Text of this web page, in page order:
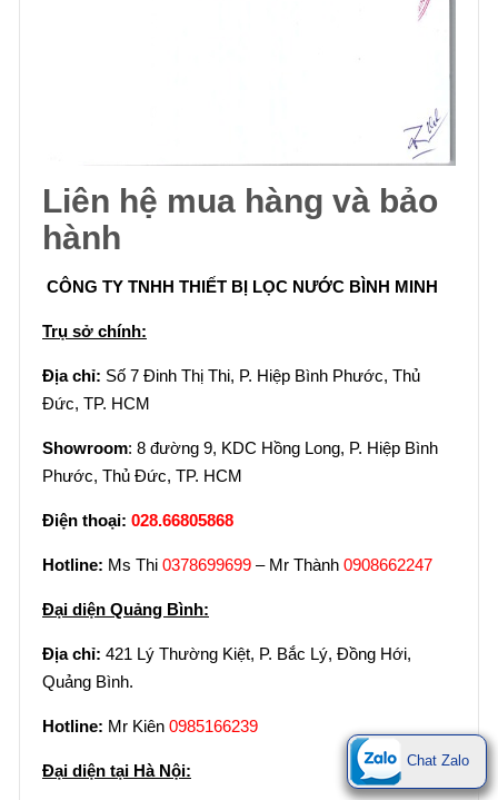
Liên hệ mua hàng và bảo
hành
CÔNG TY TNHH THIẾT BỊ LỌC NƯỚC BÌNH MINH
Trụ sở chính:
Địa chỉ: Số 7 Đinh Thị Thi, P. Hiệp Bình Phước, Thủ
Đức, TP. HCM
Showroom: 8 đường 9, KDC Hồng Long, P. Hiệp Bình
Phước, Thủ Đức, TP. HCM
Điện thoại: 028.66805868
Hotline: Ms Thi 0378699699 – Mr Thành 0908662247
Đại diện Quảng Bình:
Địa chỉ: 421 Lý Thường Kiệt, P. Bắc Lý, Đồng Hới,
Quảng Bình.
Hotline: Mr Kiên 0985166239
Đại diện tại Hà Nội:
Chat Zalo